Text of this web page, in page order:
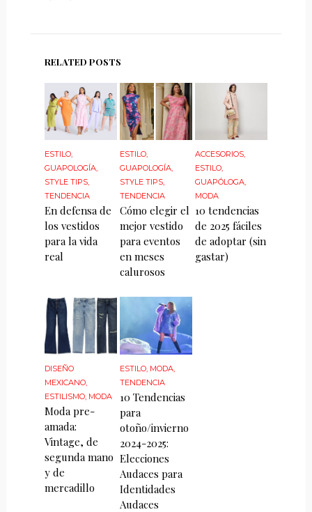
RELATED POSTS
ESTILO,
GUAPOLOGÍA,
STYLE TIPS,
TENDENCIA
En defensa de
los vestidos
para la vida
real
ESTILO,
GUAPOLOGÍA,
STYLE TIPS,
TENDENCIA
Cómo elegir el
mejor vestido
para eventos
en meses
calurosos
ACCESORIOS,
ESTILO,
GUAPÓLOGA,
MODA
10 tendencias
de 2025 fáciles
de adoptar (sin
gastar)
DISEÑO
MEXICANO,
ESTILISMO, MODA
Moda pre-
amada:
Vintage, de
segunda mano
y de
mercadillo
ESTILO MODA
TENDENCIA
10 Tendencias
para
otoño/invierno
2024-2025:
Elecciones
Audaces para
Identidades
Audaces